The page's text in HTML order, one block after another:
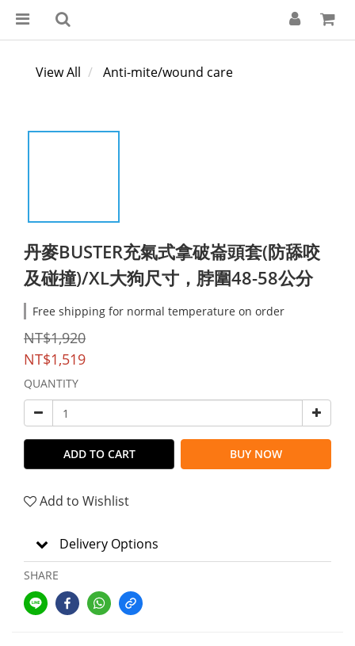
View All Anti-mite/wound care
丹麥BUSTER充氣式拿破崙頭套(防舔咬
及碰撞)/XL大狗尺寸，脖圍48-58公分
Free shipping for normal temperature on order
NT$1,920
NT$1,519
QUANTITY
ADD TO CART BUY NOW
Add to Wishlist
Delivery Options
SHARE